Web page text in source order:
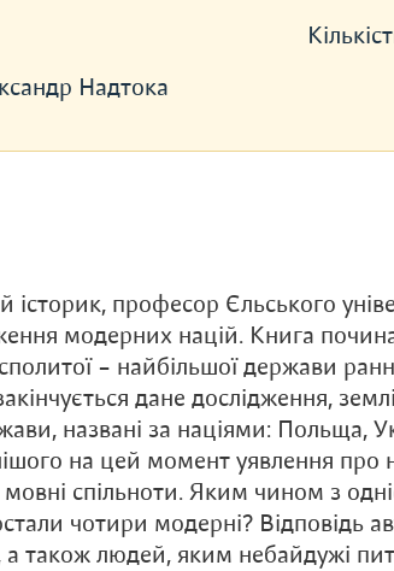
Надтока
професор Єльського
модерних націй. Книга
– найбільшої держави
дане дослідження,
названі за націями: Польща,
на цей момент уявлення про
спільноти. Яким чином з
чотири модерні? Відповідь
а також людей, яким небайдужі